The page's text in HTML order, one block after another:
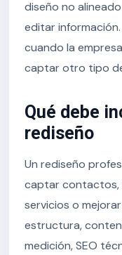
diseño no
editar
cuando la
captar otro tipo
Qué debe
rediseño
Un rediseño
captar contactos,
servicios o
estructura,
medición, SEO